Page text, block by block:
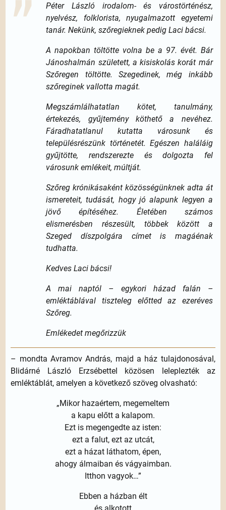
Péter László irodalom- és várostörténész,
nyelvész, folklorista, nyugalmazott egyetemi
tanár. Nekünk, szőregieknek pedig Laci bácsi.
A napokban töltötte volna be a 97. évét. Bár
Jánoshalmán született, a kisiskolás korát már
Szőregen töltötte. Szegedinek, még inkább
szőreginek vallotta magát.
Megszámlálhatatlan kötet, tanulmány,
értekezés, gyűjtemény köthető a nevéhez.
Fáradhatatlanul kutatta városunk és
településrészünk történetét. Egészen haláláig
gyűjtötte, rendszerezte és dolgozta fel
városunk emlékeit, múltját.
Szőreg krónikásaként közösségünknek adta át
ismereteit, tudását, hogy jó alapunk legyen a
jövő építéséhez. Életében számos
elismerésben részesült, többek között a
Szeged díszpolgára címet is magáénak
tudhatta.
Kedves Laci bácsi!
A mai naptól – egykori házad falán –
emléktáblával tiszteleg előtted az ezeréves
Szőreg.
Emlékedet megőrizzük
– mondta Avramov András, majd a ház tulajdonosával,
Blidárné László Erzsébettel közösen leleplezték az
emléktáblát, amelyen a következő szöveg olvasható:
„Mikor hazaértem, megemeltem
a kapu előtt a kalapom.
Ezt is megengedte az isten:
ezt a falut, ezt az utcát,
ezt a házat láthatom, épen,
ahogy álmaiban és vágyaimban.
Itthon vagyok…”
Ebben a házban élt
és alkotott